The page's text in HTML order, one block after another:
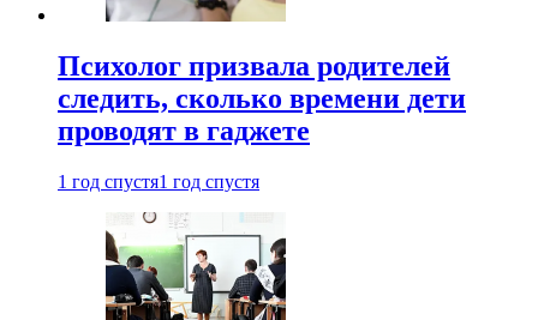
Психолог призвала родителей
следить, сколько времени дети
проводят в гаджете
1 год спустя1 год спустя